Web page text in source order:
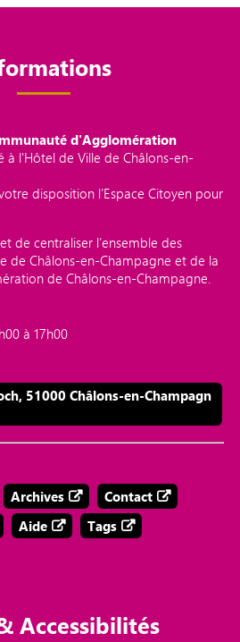
d'Agglomération
à l'Hôtel de Ville de Châlons-en-
disposition l’Espace Citoyen pour
de centraliser l’ensemble des
de Châlons-en-Champagne et de la
de Châlons-en-Champagne.
à 17h00
51000 Châlons-en-Champagn
Archives
Contact
Aide Tags
Accessibilités